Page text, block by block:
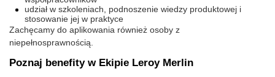
udział w szkoleniach, podnoszenie wiedzy produktowej i
stosowanie jej w praktyce
Zachęcamy do aplikowania również osoby z
niepełnosprawnością.
Poznaj benefity w Ekipie Leroy Merlin